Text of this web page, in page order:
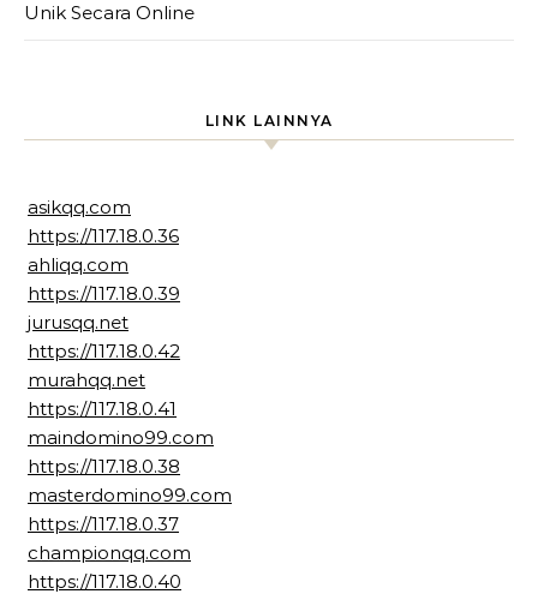
Unik Secara Online
LINK LAINNYA
asikqq.com
https://117.18.0.36
ahliqq.com
https://117.18.0.39
jurusqq.net
https://117.18.0.42
murahqq.net
https://117.18.0.41
maindomino99.com
https://117.18.0.38
masterdomino99.com
https://117.18.0.37
championqq.com
https://117.18.0.40